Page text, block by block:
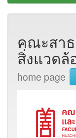
คณะสา
สิ่งแวดล้
home page